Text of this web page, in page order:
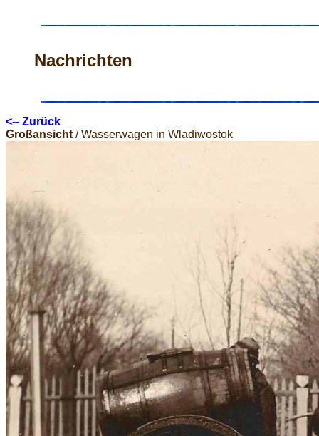
Nachrichten
<-- Zurück
Großansicht / Wasserwagen in Wladiwostok